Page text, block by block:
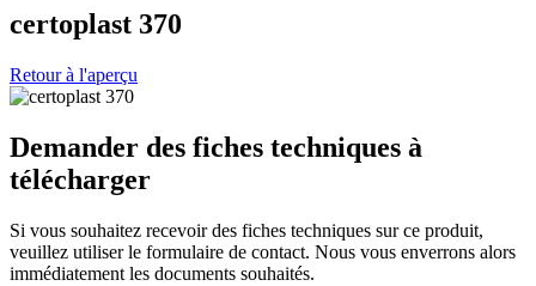
certoplast 370
Retour à l'aperçu
Demander des fiches techniques à
télécharger
Si vous souhaitez recevoir des fiches techniques sur ce produit,
veuillez utiliser le formulaire de contact. Nous vous enverrons alors
immédiatement les documents souhaités.